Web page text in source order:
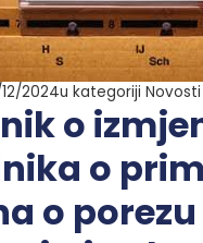
2024u kategoriji Novosti
o
o
o